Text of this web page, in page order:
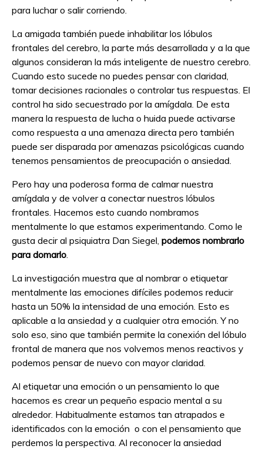
para luchar o salir corriendo.
La amigada también puede inhabilitar los lóbulos
frontales del cerebro, la parte más desarrollada y a la que
algunos consideran la más inteligente de nuestro cerebro.
Cuando esto sucede no puedes pensar con claridad,
tomar decisiones racionales o controlar tus respuestas. El
control ha sido secuestrado por la amígdala. De esta
manera la respuesta de lucha o huida puede activarse
como respuesta a una amenaza directa pero también
puede ser disparada por amenazas psicológicas cuando
tenemos pensamientos de preocupación o ansiedad.
Pero hay una poderosa forma de calmar nuestra
amígdala y de volver a conectar nuestros lóbulos
frontales. Hacemos esto cuando nombramos
mentalmente lo que estamos experimentando. Como le
gusta decir al psiquiatra Dan Siegel, podemos nombrarlo
para domarlo
La investigación muestra que al nombrar o etiquetar
mentalmente las emociones difíciles podemos reducir
hasta un 50% la intensidad de una emoción. Esto es
aplicable a la ansiedad y a cualquier otra emoción. Y no
solo eso, sino que también permite la conexión del lóbulo
frontal de manera que nos volvemos menos reactivos y
podemos pensar de nuevo con mayor claridad.
Al etiquetar una emoción o un pensamiento lo que
hacemos es crear un pequeño espacio mental a su
alrededor. Habitualmente estamos tan atrapados e
identificados con la emoción o con el pensamiento que
perdemos la perspectiva. Al reconocer la ansiedad